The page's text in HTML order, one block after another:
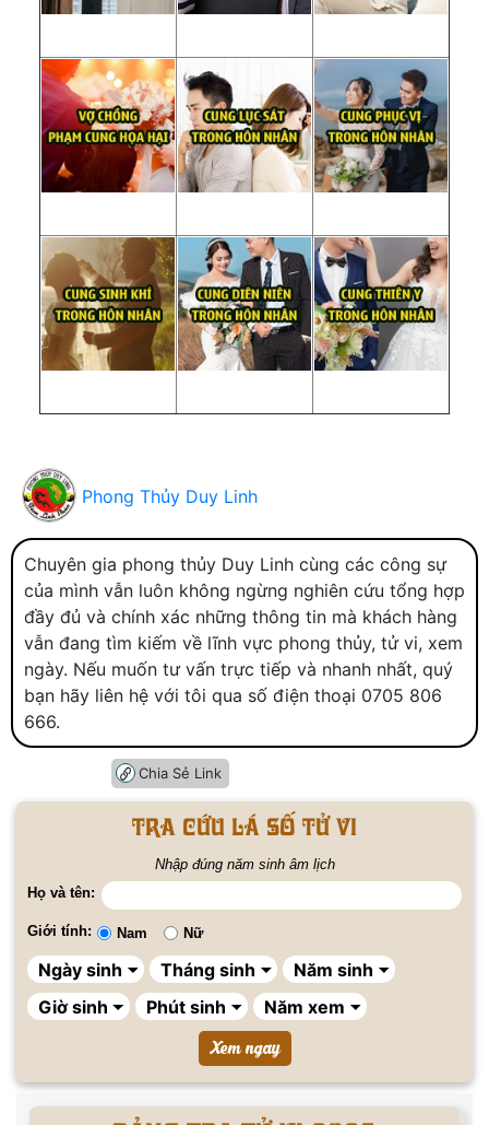
Phong Thủy Duy Linh
Chuyên gia phong thủy Duy Linh cùng các công sự
của mình vẫn luôn không ngừng nghiên cứu tổng hợp
đầy đủ và chính xác những thông tin mà khách hàng
vẫn đang tìm kiếm về lĩnh vực phong thủy, tử vi, xem
ngày. Nếu muốn tư vấn trực tiếp và nhanh nhất, quý
bạn hãy liên hệ với tôi qua số điện thoại 0705 806
666.
Chia Sẻ Link
Tra cứu lá số tử vi
Nhập đúng năm sinh âm lịch
Họ và tên:
Giới tính: Nam Nữ